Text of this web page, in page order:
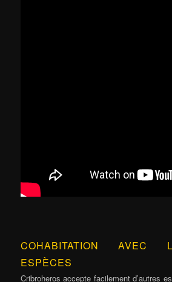
COHABITATION AVEC
ESPÈCES
Cribroheros accepte facilement d’autres